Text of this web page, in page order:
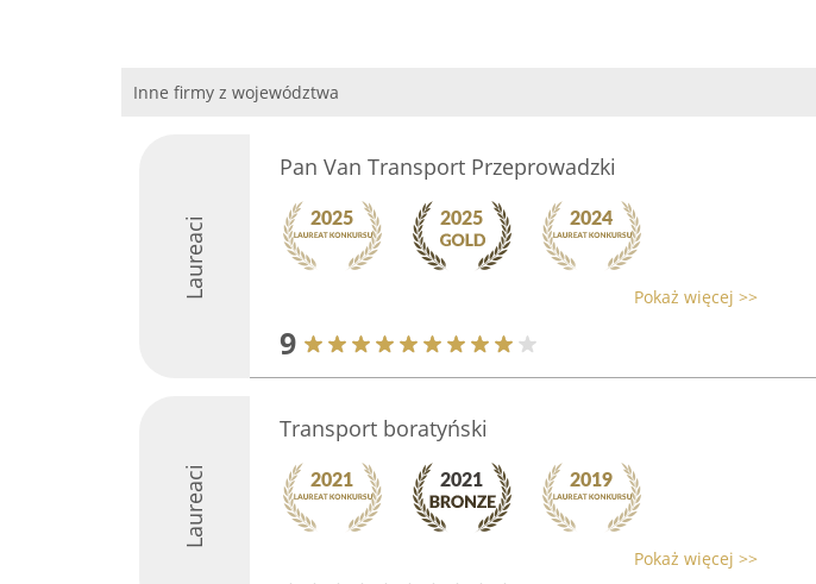
Inne firmy z województwa
Laureaci
Pan Van Transport Przeprowadzki
Pokaż więcej >>
9
Laureaci
Transport boratyński
Pokaż więcej >>